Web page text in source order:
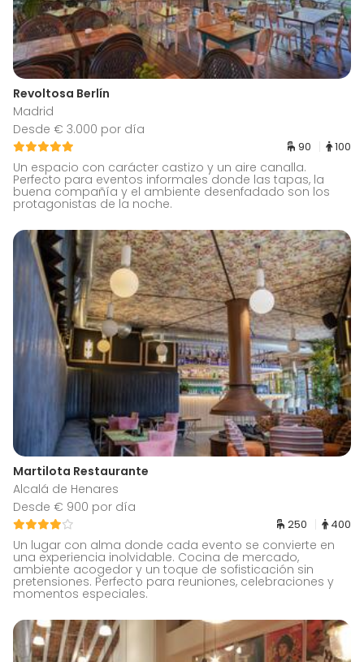
Revoltosa Berlín
Madrid
Desde € 3.000 por día
90 100
Un espacio con carácter castizo y un aire canalla.
Perfecto para eventos informales donde las tapas, la
buena compañía y el ambiente desenfadado son los
protagonistas de la noche.
Martilota Restaurante
Alcalá de Henares
Desde € 900 por día
250 400
Un lugar con alma donde cada evento se convierte en
una experiencia inolvidable. Cocina de mercado,
ambiente acogedor y un toque de sofisticación sin
pretensiones. Perfecto para reuniones, celebraciones y
momentos especiales.